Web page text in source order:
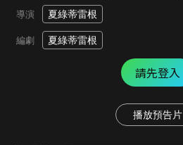
導演 夏綠蒂雷根
編劇 夏綠蒂雷根
請先登入
播放預告片